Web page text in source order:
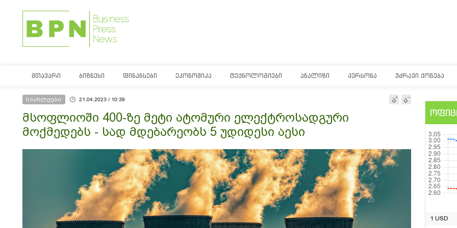
ᲛᲗᲐᲕᲐᲠᲘ ᲑᲘᲖᲜᲔᲡᲘ ᲤᲘᲜᲐᲜᲡᲔᲑᲘ ᲔᲙᲝᲜᲝᲛᲘᲙᲐ ᲢᲔᲥᲜᲝᲚᲝᲒᲘᲔᲑᲘ ᲐᲜᲐᲚᲘᲖᲘ ᲞᲔᲠᲡᲝᲜᲐ ᲣᲫᲠᲐᲕᲘ ᲥᲝᲜᲔᲑᲐ
სიახლეები 21.04.2023 / 10:39
მსოფლიოში 400-ზე მეტი ატომური ელექტროსადგური
მოქმედებს - სად მდებარეობს 5 უდიდესი აესი
1 USD